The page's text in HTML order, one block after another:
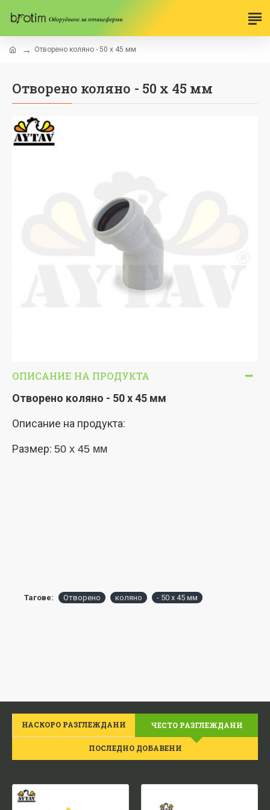
Отворено коляно - 50 х 45 мм
Отворено коляно - 50 х 45 мм
ОПИСАНИЕ НА ПРОДУКТА
Отворено коляно - 50 х 45 мм
Описание на продукта:
Размер: 50 x 45 мм
Тагове: Отворено коляно - 50 х 45 мм
НАСКОРО РАЗГЛЕЖДАНИ ЧЕСТО РАЗГЛЕЖДАНИ
ПОСЛЕДНО ДОБАВЕНИ